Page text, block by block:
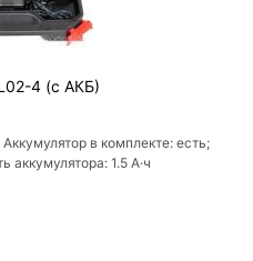
4 (с АКБ)
в комплекте: есть;
аккумулятора: 1.5 А·ч